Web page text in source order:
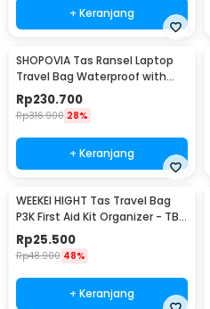
+ Keranjang
SHOPOVIA Tas Ransel Laptop
Travel Bag Waterproof with
USB Port 35L - KC14
Rp230.700
Rp316.900 28%
+ Keranjang
WEEKEI HIGHT Tas Travel Bag
P3K First Aid Kit Organizer - TB-
0621
Rp25.500
Rp48.900 48%
+ Keranjang